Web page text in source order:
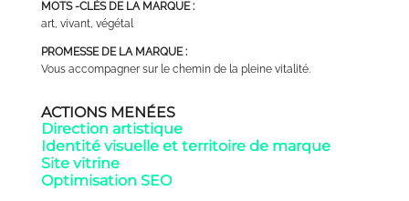
MOTS -CLÉS DE LA MARQUE :
art, vivant, végétal
PROMESSE DE LA MARQUE :
Vous accompagner sur le chemin de la pleine vitalité.
ACTIONS MENÉES
Direction artistique
Identité visuelle et territoire de marque
Site vitrine
Optimisation SEO